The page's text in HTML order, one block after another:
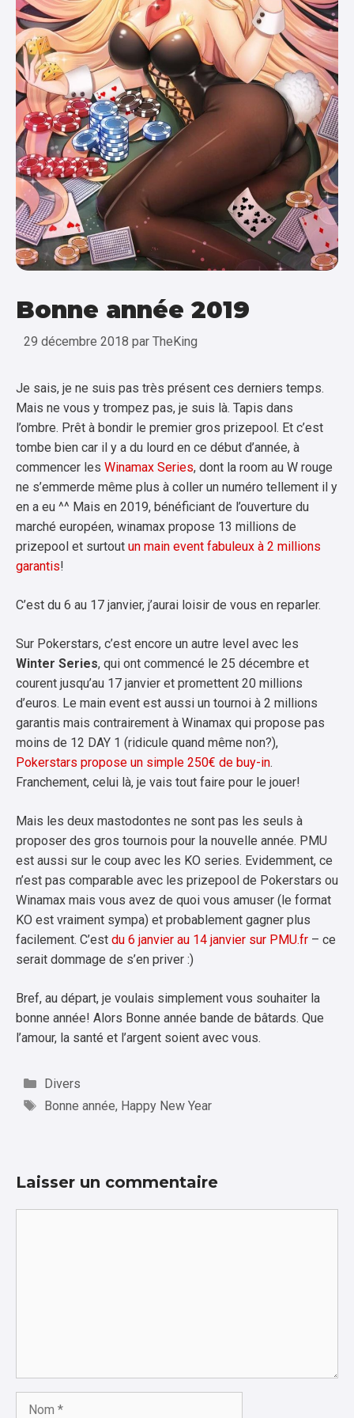
Bonne année 2019
29 décembre 2018 par TheKing
Je sais, je ne suis pas très présent ces derniers temps.
Mais ne vous y trompez pas, je suis là. Tapis dans
l’ombre. Prêt à bondir le premier gros prizepool. Et c’est
tombe bien car il y a du lourd en ce début d’année, à
commencer les Winamax Series, dont la room au W rouge
ne s’emmerde même plus à coller un numéro tellement il y
en a eu ^^ Mais en 2019, bénéficiant de l’ouverture du
marché européen, winamax propose 13 millions de
prizepool et surtout un main event fabuleux à 2 millions
garantis!
C’est du 6 au 17 janvier, j’aurai loisir de vous en reparler.
Sur Pokerstars, c’est encore un autre level avec les
Winter Series, qui ont commencé le 25 décembre et
courent jusqu’au 17 janvier et promettent 20 millions
d’euros. Le main event est aussi un tournoi à 2 millions
garantis mais contrairement à Winamax qui propose pas
moins de 12 DAY 1 (ridicule quand même non?),
Pokerstars propose un simple 250€ de buy-in.
Franchement, celui là, je vais tout faire pour le jouer!
Mais les deux mastodontes ne sont pas les seuls à
proposer des gros tournois pour la nouvelle année. PMU
est aussi sur le coup avec les KO series. Evidemment, ce
n’est pas comparable avec les prizepool de Pokerstars ou
Winamax mais vous avez de quoi vous amuser (le format
KO est vraiment sympa) et probablement gagner plus
facilement. C’est du 6 janvier au 14 janvier sur PMU.fr – ce
serait dommage de s’en priver :)
Bref, au départ, je voulais simplement vous souhaiter la
bonne année! Alors Bonne année bande de bâtards. Que
l’amour, la santé et l’argent soient avec vous.
Catégories
Divers
Étiquettes
Bonne année, Happy New Year
Laisser un commentaire
Nom